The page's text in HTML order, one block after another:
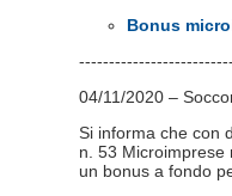
Bonus
04/11/2020 –
Si informa che con
n. 53 Microimprese
un bonus a fondo